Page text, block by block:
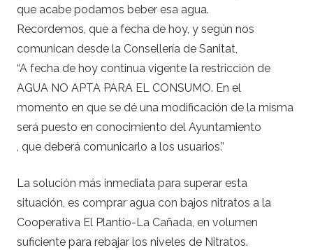
que acabe podamos beber esa agua.
Recordemos, que a fecha de hoy, y según nos
comunican desde la Consellería de Sanitat,
“A fecha de hoy continua vigente la restricción de
AGUA NO APTA PARA EL CONSUMO. En el
momento en que se dé una modificación de la misma
será puesto en conocimiento del Ayuntamiento
, que deberá comunicarlo a los usuarios.”
La solución más inmediata para superar esta
situación, es comprar agua con bajos nitratos a la
Cooperativa El Plantío-La Cañada, en volumen
suficiente para rebajar los niveles de Nitratos.